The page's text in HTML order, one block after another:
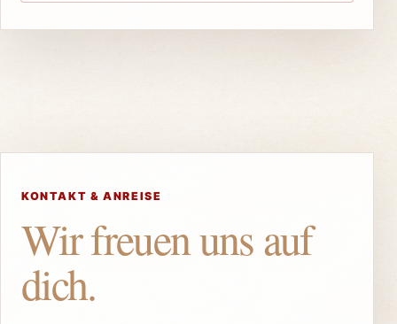
KONTAKT & ANREISE
Wir freuen uns auf
dich.